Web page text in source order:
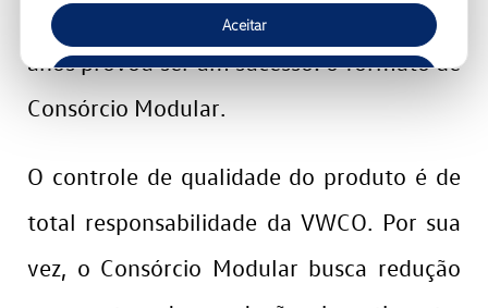
Aceitar
Recusar
inovador de gestão e que, ao longo dos
anos provou ser um sucesso: o formato de
Consórcio Modular.
O controle de qualidade do produto é de
total responsabilidade da VWCO. Por sua
vez, o Consórcio Modular busca redução